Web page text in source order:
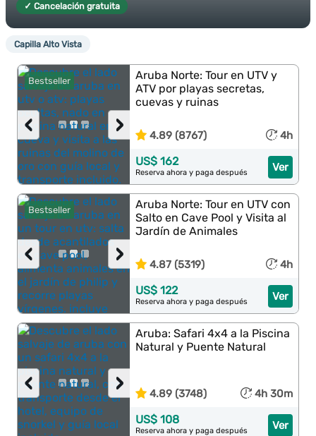
✓ Cancelación gratuita
Capilla Alto Vista
Bestseller
›
‹
Aruba Norte: Tour en UTV y
ATV por playas secretas,
cuevas y ruinas
4.89 (8767) 4h
Ver
US$ 162
Reserva ahora y paga después
Bestseller
›
‹
Aruba Norte: Tour en UTV con
Salto en Cave Pool y Visita al
Jardín de Animales
4.87 (5319) 4h
Ver
US$ 122
Reserva ahora y paga después
›
‹
Aruba: Safari 4x4 a la Piscina
Natural y Puente Natural
4.89 (3748) 4h 30m
Ver
US$ 108
Reserva ahora y paga después